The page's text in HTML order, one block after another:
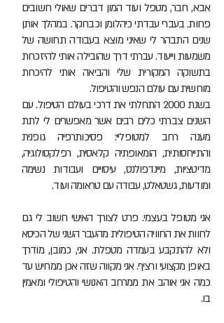
אבא, חבר, מטפל ועוד המון דברים שאולי חשובים
פחות. בעברי עבדתי כיהלומן וכברוקר. במהלך אותן
שנים התבהר לי שאיני מוצא בעבודה תחושה של
משמעות וייעוד. עברתי דרך שהובילה אותי להיזכרות
בתשוקה המקורית שלי והביאה אותי להיכרות
מוחשית עם עולם הנפש והטיפול.
בשנת 2000 התחלתי את דרכי בעולם הטיפול. עם
השנים צברתי כלים רבים אשר מאפשרים לי לתת
מענה רחב למטופליי: פסיכותרפיה גופנית
והתייחסותית, הומאופתיה קלאסית, רפלקסולוגיה,
מדיטציות, מיינדפולנס, עיסויים ועבודות נשימה
ומודעות, גשטאלט, עבודה עם טראומה ועוד.
אני מטופל בעצמי. פרט לצורך האישי חשוב לי גם
לחוות את החוויה הטיפולית מהעבר השני של הכיסא
ולא להתקבע בעמדה מטפלת. אני, כמובן, מודרך
באופן מקצועי ורציף. אני מקווה שזה אכן ממחיש עד
כמה אני אוהב את ממרחב האנושי והטיפולי ומאמין
בו.